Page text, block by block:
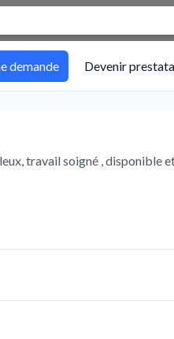
demande Devenir
travail soigné , disponible